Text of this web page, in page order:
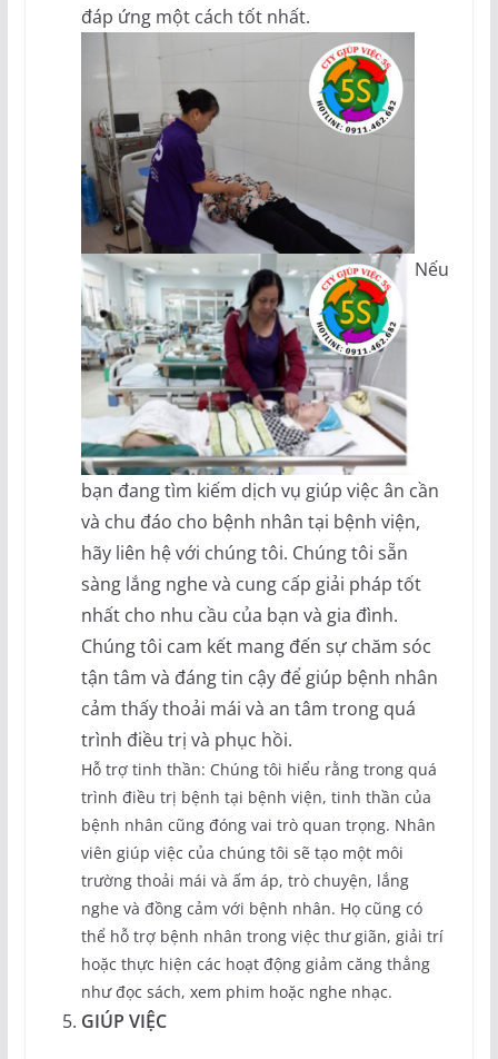
đáp ứng một cách tốt nhất.
Nếu
bạn đang tìm kiếm dịch vụ giúp việc ân cần
và chu đáo cho bệnh nhân tại bệnh viện,
hãy liên hệ với chúng tôi. Chúng tôi sẵn
sàng lắng nghe và cung cấp giải pháp tốt
nhất cho nhu cầu của bạn và gia đình.
Chúng tôi cam kết mang đến sự chăm sóc
tận tâm và đáng tin cậy để giúp bệnh nhân
cảm thấy thoải mái và an tâm trong quá
trình điều trị và phục hồi.
Hỗ trợ tinh thần: Chúng tôi hiểu rằng trong quá
trình điều trị bệnh tại bệnh viện, tinh thần của
bệnh nhân cũng đóng vai trò quan trọng. Nhân
viên giúp việc của chúng tôi sẽ tạo một môi
trường thoải mái và ấm áp, trò chuyện, lắng
nghe và đồng cảm với bệnh nhân. Họ cũng có
thể hỗ trợ bệnh nhân trong việc thư giãn, giải trí
hoặc thực hiện các hoạt động giảm căng thẳng
như đọc sách, xem phim hoặc nghe nhạc.
GIÚP VIỆC